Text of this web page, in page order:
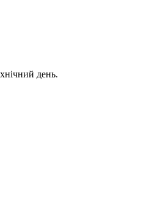
день.